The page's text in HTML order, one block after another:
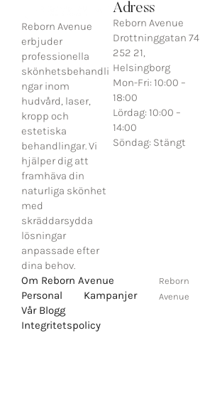
Reborn Avenue
erbjuder
professionella
skönhetsbehandli
ngar inom
hudvård, laser,
kropp och
estetiska
behandlingar. Vi
hjälper dig att
framhäva din
naturliga skönhet
med
skräddarsydda
lösningar
anpassade efter
dina behov.
Adress
Reborn Avenue
Drottninggatan 74
252 21,
Helsingborg​
Mon-Fri: 10:00 –
18:00
Lördag: 10:00 –
14:00
Söndag: Stängt
Om Reborn Avenue
Personal
Kampanjer
Vår Blogg
Integritetspolicy
Reborn
Avenue